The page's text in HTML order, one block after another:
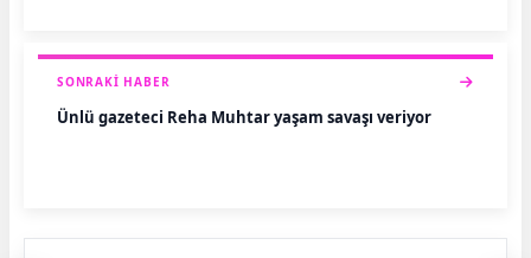
SONRAKI HABER
Ünlü gazeteci Reha Muhtar yaşam savaşı veriyor